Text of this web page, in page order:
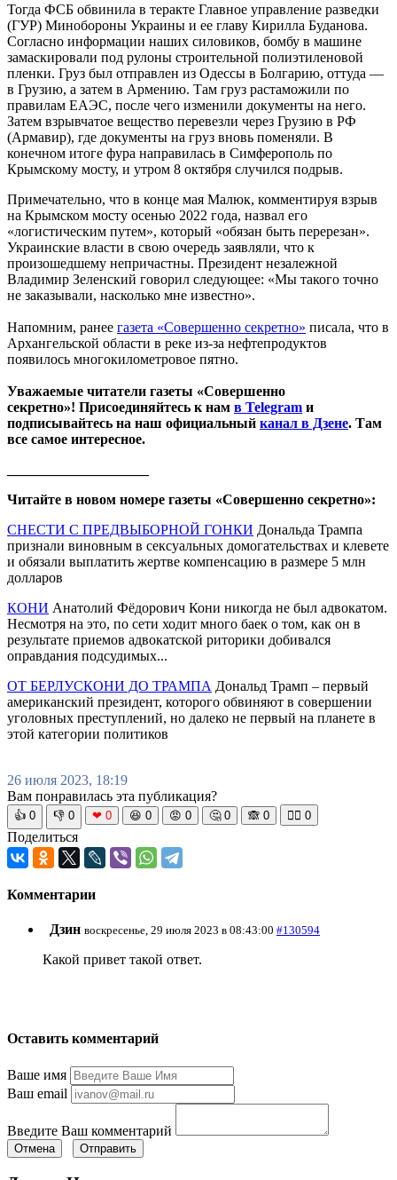
Тогда ФСБ обвинила в теракте Главное управление разведки
(ГУР) Минобороны Украины и ее главу Кирилла Буданова.
Согласно информации наших силовиков, бомбу в машине
замаскировали под рулоны строительной полиэтиленовой
пленки. Груз был отправлен из Одессы в Болгарию, оттуда —
в Грузию, а затем в Армению. Там груз растаможили по
правилам ЕАЭС, после чего изменили документы на него.
Затем взрывчатое вещество перевезли через Грузию в РФ
(Армавир), где документы на груз вновь поменяли. В
конечном итоге фура направилась в Симферополь по
Крымскому мосту, и утром 8 октября случился подрыв.
Примечательно, что в конце мая Малюк, комментируя взрыв
на Крымском мосту осенью 2022 года, назвал его
«логистическим путем», который «обязан быть перерезан».
Украинские власти в свою очередь заявляли, что к
произошедшему непричастны. Президент незалежной
Владимир Зеленский говорил следующее: «Мы такого точно
не заказывали, насколько мне известно».
Напомним, ранее газета «Совершенно секретно» писала, что в
Архангельской области в реке из-за нефтепродуктов
появилось многокилометровое пятно.
Уважаемые читатели газеты «Совершенно
секретно»! Присоединяйтесь к нам в Telegram и
подписывайтесь на наш официальный канал в Дзене. Там
все самое интересное.
Читайте в новом номере газеты «Совершенно секретно»:
СНЕСТИ С ПРЕДВЫБОРНОЙ ГОНКИ Дональда Трампа
признали виновным в сексуальных домогательствах и клевете
и обязали выплатить жертве компенсацию в размере 5 млн
долларов
КОНИ Анатолий Фёдорович Кони никогда не был адвокатом.
Несмотря на это, по сети ходит много баек о том, как он в
результате приемов адвокатской риторики добивался
оправдания подсудимых...
ОТ БЕРЛУСКОНИ ДО ТРАМПА Дональд Трамп – первый
американский президент, которого обвиняют в совершении
уголовных преступлений, но далеко не первый на планете в
этой категории политиков
26 июля 2023, 18:19
Вам понравилась эта публикация?
👍 0 👎 0 ❤ 0 😆 0 😡 0 🤔 0 🙈 0 🧘‍♀️ 0
Поделиться
Комментарии
Дзин воскресенье, 29 июля 2023 в 08:43:00 #130594
Какой привет такой ответ.
Оставить комментарий
Ваше имя
Ваш email
Введите Ваш комментарий
Отмена Отправить